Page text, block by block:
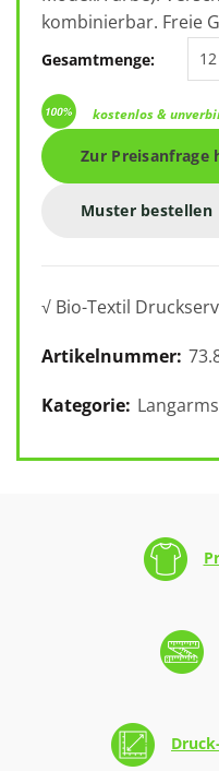
kombinierbar. Freie
Gesamtmenge:
kostenlos &
Muster bestellen
√ Bio-Textil
Artikelnummer:
Kategorie: